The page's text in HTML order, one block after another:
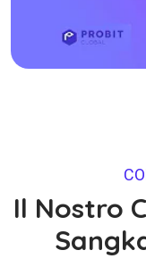
Il Nostro